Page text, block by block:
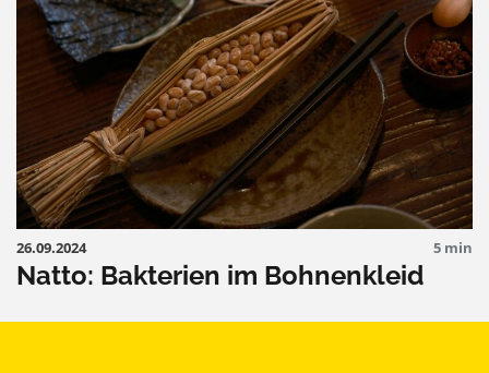
26.09.2024 5 min
Natto: Bakterien im Bohnenkleid